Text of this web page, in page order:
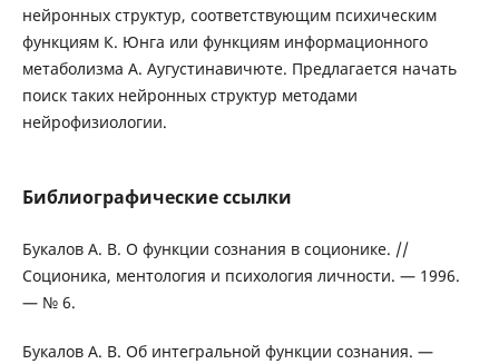
нейронных структур, соответствующим психическим
функциям К. Юнга или функциям информационного
метаболизма А. Аугустинавичюте. Предлагается начать
поиск таких нейронных структур методами
нейрофизиологии.
Библиографические ссылки
Букалов А. В. О функции сознания в соционике. //
Соционика, ментология и психология личности. — 1996.
— № 6.
Букалов А. В. Об интегральной функции сознания. —